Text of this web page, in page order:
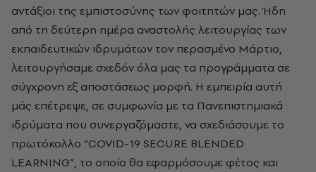
αντάξιοι της εμπιστοσύνης των φοιτητών μας. Ήδη
από τη δεύτερη ημέρα αναστολής λειτουργίας των
εκπαιδευτικών ιδρυμάτων τον περασμένο Μάρτιο,
λειτουργήσαμε σχεδόν όλα μας τα προγράμματα σε
σύγχρονη εξ αποστάσεως μορφή. Η εμπειρία αυτή
μάς επέτρεψε, σε συμφωνία με τα Πανεπιστημιακά
ιδρύματα που συνεργαζόμαστε, να σχεδιάσουμε το
πρωτόκολλο “COVID-19 SECURE BLENDED
LEARNING”, το οποίο θα εφαρμόσουμε φέτος και